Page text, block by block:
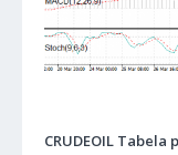
CRUDEOIL